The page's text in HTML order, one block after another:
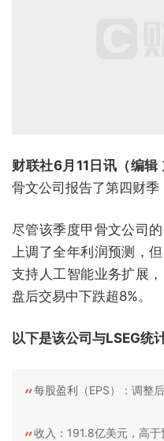
财联社6月11日讯（编辑
骨文公司报告了第四财季
尽管该季度甲骨文公司
上调了全年利润预测，
支持人工智能业务扩展
盘后交易中下跌超8%。
以下是该公司与LSEG统
每股盈利（EPS）：调整
收入：191.8亿美元，高